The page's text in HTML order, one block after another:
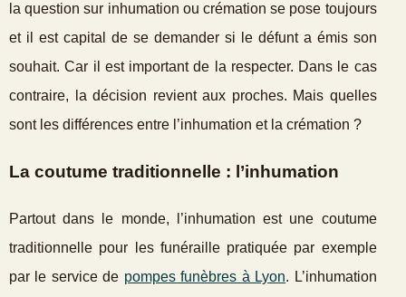
la question sur inhumation ou crémation se pose toujours
et il est capital de se demander si le défunt a émis son
souhait. Car il est important de la respecter. Dans le cas
contraire, la décision revient aux proches. Mais quelles
sont les différences entre l’inhumation et la crémation ?
La coutume traditionnelle : l’inhumation
Partout dans le monde, l’inhumation est une coutume
traditionnelle pour les funéraille pratiquée par exemple
par le service de pompes funèbres à Lyon. L’inhumation